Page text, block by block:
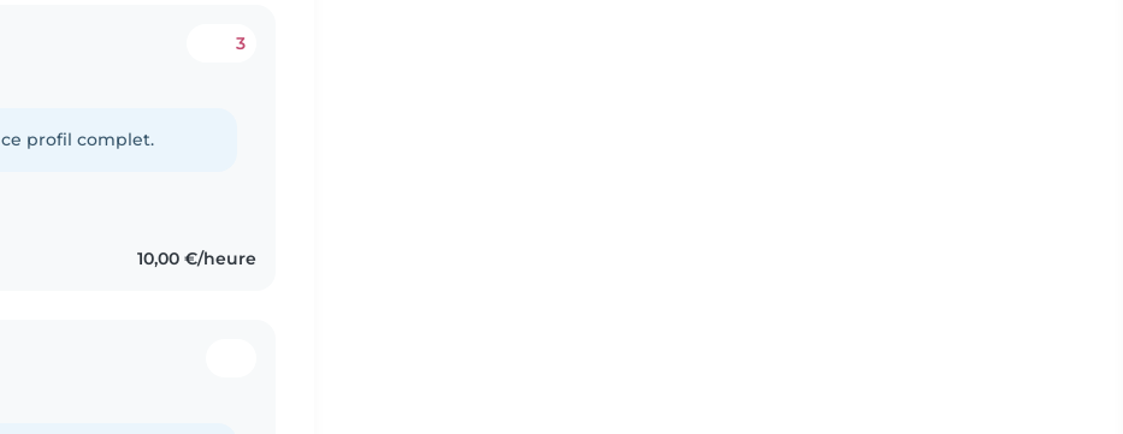
3
profil complet.
10,00 €/heure